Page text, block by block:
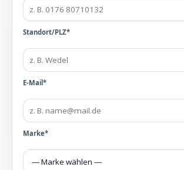
Standort/PLZ*
E-Mail*
Marke*